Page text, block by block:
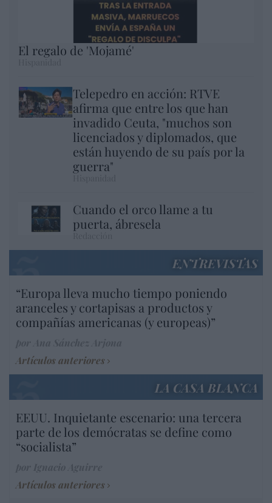
El regalo de 'Mojamé'
Telepedro en acción: RTVE
afirma que entre los que han
invadido Ceuta, "muchos son
licenciados y diplomados, que
están huyendo de su país por la
guerra"
Cuando el orco llame a tu
puerta, ábresela
ENTREVISTAS
“Europa lleva mucho tiempo poniendo
aranceles y cortapisas a productos y
compañías americanas (y europeas)”
Artículos anteriores
LA CASA BLANCA
EEUU. Inquietante escenario: una tercera
parte de los demócratas se define como
“socialista”
Artículos anteriores